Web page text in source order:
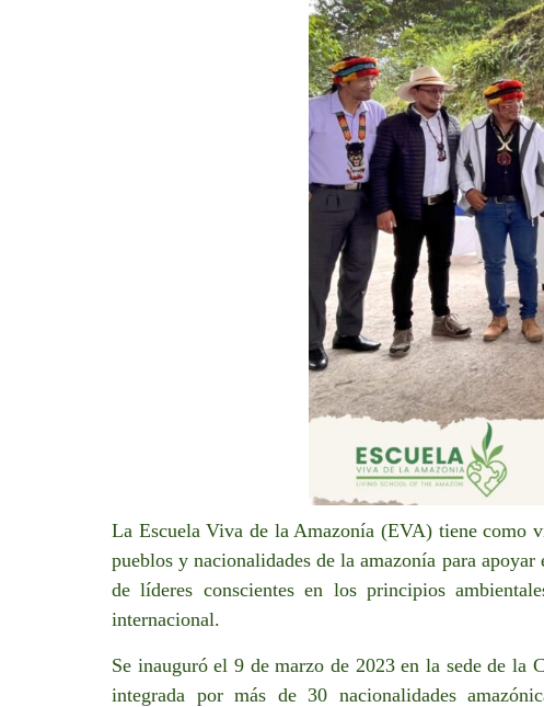
La Escuela Viva de la Amazonía (EVA) tiene como
pueblos y nacionalidades de la amazonía para
de líderes conscientes en los principios
internacional.
Se inauguró el 9 de marzo de 2023 en la sede de
integrada por más de 30 nacionalidades